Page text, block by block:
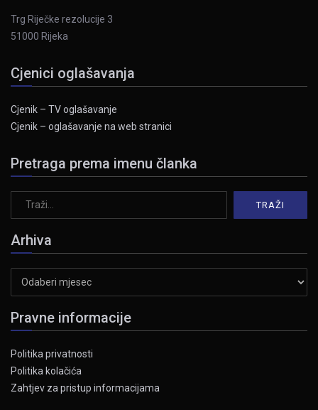
Trg Riječke rezolucije 3
51000 Rijeka
Cjenici oglašavanja
Cjenik – TV oglašavanje
Cjenik – oglašavanje na web stranici
Pretraga prema imenu članka
Arhiva
Pravne informacije
Politika privatnosti
Politika kolačića
Zahtjev za pristup informacijama